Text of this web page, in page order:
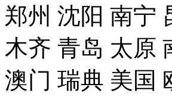
郑州 沈阳 南宁
木齐 青岛 太原
澳门 瑞典 美国